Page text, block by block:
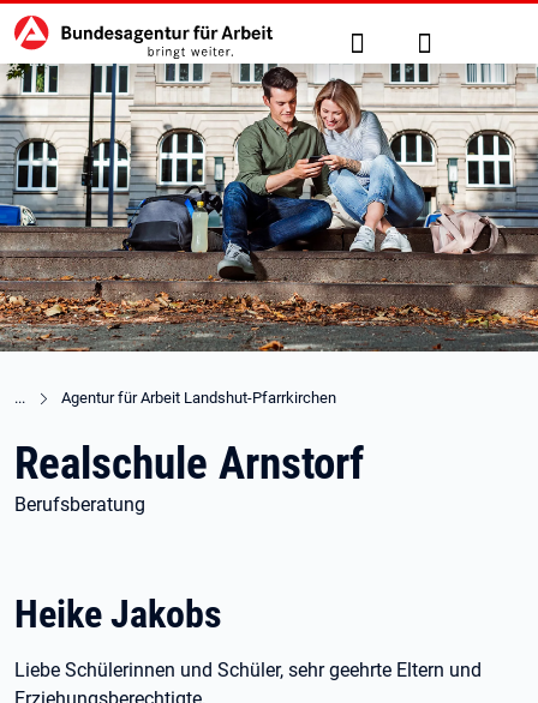
zu den Hauptinhalten springen
Hauptnavigation Suche Anmelden
Agentur für Arbeit Landshut-Pfarrkirchen
Realschule Arnstorf
Berufsberatung
Heike Jakobs
Liebe Schülerinnen und Schüler, sehr geehrte Eltern und